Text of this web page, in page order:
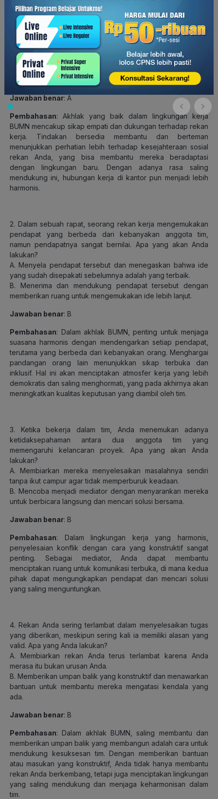
1. Rekan kerja baru Anda berasal dari daerah terpencil dan ia
belum terbiasa hidup di kota besar. Ia mengaku bahwa
kehidupan di tempat baru cukup membuatnya kesulitan
beradaptasi di lingkungan sosial. Bagaimana sikap Anda?
A. Bersedia membantu dan berteman dengannya agar bisa
beradaptasi di kantor ataupun di luar.
B. Mengajaknya berkeliling kantor dan berkenalan dengan
rekan di divisi lain agar lebih mudah berkomunikasi.
Jawaban benar: A
Pembahasan: Akhlak yang baik dalam lingkungan kerja
BUMN mencakup sikap empati dan dukungan terhadap rekan
kerja. Tindakan bersedia membantu dan berteman
menunjukkan perhatian lebih terhadap kesejahteraan sosial
rekan Anda, yang bisa membantu mereka beradaptasi
dengan lingkungan baru. Dengan adanya rasa saling
mendukung ini, hubungan kerja di kantor pun menjadi lebih
harmonis.
2. Dalam sebuah rapat, seorang rekan kerja mengemukakan
pendapat yang berbeda dari kebanyakan anggota tim,
namun pendapatnya sangat bernilai. Apa yang akan Anda
lakukan?
A. Menyela pendapat tersebut dan menegaskan bahwa ide
yang sudah disepakati sebelumnya adalah yang terbaik.
B. Menerima dan mendukung pendapat tersebut dengan
memberikan ruang untuk mengemukakan ide lebih lanjut.
Jawaban benar: B
Pembahasan: Dalam akhlak BUMN, penting untuk menjaga
suasana harmonis dengan mendengarkan setiap pendapat,
terutama yang berbeda dari kebanyakan orang. Menghargai
pandangan orang lain menunjukkan sikap terbuka dan
inklusif. Hal ini akan menciptakan atmosfer kerja yang lebih
demokratis dan saling menghormati, yang pada akhirnya akan
meningkatkan kualitas keputusan yang diambil oleh tim.
3. Ketika bekerja dalam tim, Anda menemukan adanya
ketidaksepahaman antara dua anggota tim yang
memengaruhi kelancaran proyek. Apa yang akan Anda
lakukan?
A. Membiarkan mereka menyelesaikan masalahnya sendiri
tanpa ikut campur agar tidak memperburuk keadaan.
B. Mencoba menjadi mediator dengan menyarankan mereka
untuk berbicara langsung dan mencari solusi bersama.
Jawaban benar: B
Pembahasan: Dalam lingkungan kerja yang harmonis,
penyelesaian konflik dengan cara yang konstruktif sangat
penting. Sebagai mediator, Anda dapat membantu
menciptakan ruang untuk komunikasi terbuka, di mana kedua
pihak dapat mengungkapkan pendapat dan mencari solusi
yang saling menguntungkan.
4. Rekan Anda sering terlambat dalam menyelesaikan tugas
yang diberikan, meskipun sering kali ia memiliki alasan yang
valid. Apa yang Anda lakukan?
A. Membiarkan rekan Anda terus terlambat karena Anda
merasa itu bukan urusan Anda.
B. Memberikan umpan balik yang konstruktif dan menawarkan
bantuan untuk membantu mereka mengatasi kendala yang
ada.
Jawaban benar: B
Pembahasan: Dalam akhlak BUMN, saling membantu dan
memberikan umpan balik yang membangun adalah cara untuk
mendukung kesuksesan tim. Dengan memberikan bantuan
atau masukan yang konstruktif, Anda tidak hanya membantu
rekan Anda berkembang, tetapi juga menciptakan lingkungan
yang saling mendukung dan menjaga keharmonisan dalam
tim.